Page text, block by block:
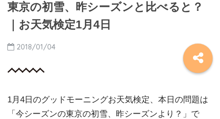
東京の初雪、昨シーズンと比べると？
｜お天気検定1月4日
2018/01/04
1月4日のグッドモーニングお天気検定、本日の問題は
「今シーズンの東京の初雪、昨シーズンより？」で